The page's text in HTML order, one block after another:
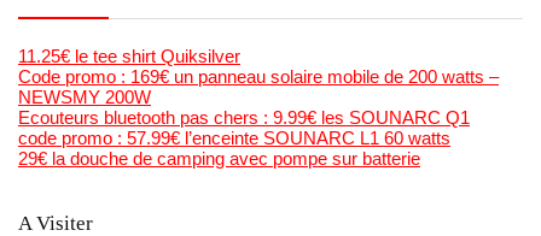
11.25€ le tee shirt Quiksilver
Code promo : 169€ un panneau solaire mobile de 200 watts –
NEWSMY 200W
Ecouteurs bluetooth pas chers : 9.99€ les SOUNARC Q1
code promo : 57.99€ l’enceinte SOUNARC L1 60 watts
29€ la douche de camping avec pompe sur batterie
A Visiter